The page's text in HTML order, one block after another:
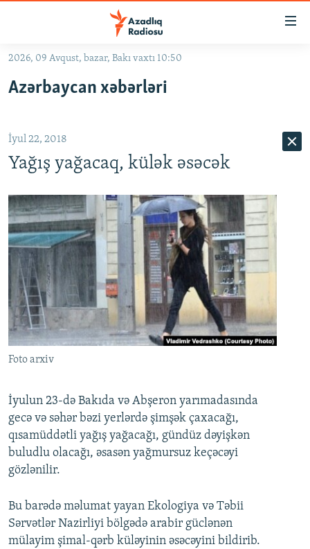
Əsas
qayıt
qayıt
Axtarışa
#ƏSLINDƏ
FƏRQƏ BAX
QANUNI DOĞRU
ARAŞDIRMA
MULTIMEDIA
VIDEO
FOTOQALEREYA
İNFOQRAFIKA
KARIKATURA
RADIO ARXIV
OXU ZALI
AZƏRBAYCAN ƏDƏBIYYATI KITABXANASI
İSLAM VƏ DEMOKRATIYA
HAQQIMIZDA
MISSIYAMIZ
PEŞƏ ETIKASI VƏ JURNALISTIKA STANDARTLARIMIZ
AZADLIQRADIOSU MOBIL TELEFONUNUZDA
BIZIMLƏ ƏLAQƏ
XƏBƏR BÜLLETENLƏRIMIZ
BIZI IZLƏ
RFE/RL-in bütün saytları
2026, 09 Avqust, bazar, Bakı vaxtı 10:50
Azərbaycan xəbərləri
İyul 22, 2018
Yağış yağacaq, külək əsəcək
Foto arxiv
İyulun 23-də Bakıda və Abşeron yarımadasında
gecə və səhər bəzi yerlərdə şimşək çaxacağı,
qısamüddətli yağış yağacağı, gündüz dəyişkən
buludlu olacağı, əsasən yağmursuz keçəcəyi
gözlənilir.
Bu barədə məlumat yayan Ekologiya və Təbii
Sərvətlər Nazirliyi bölgədə arabir güclənən
mülayim şimal-qərb küləyinin əsəcəyini bildirib.